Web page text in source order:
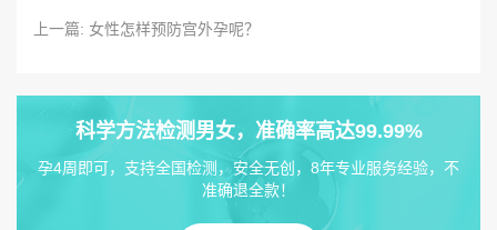
上一篇: 女性怎样预防宫外孕呢？
科学方法检测男女，准确率高达99.99%
孕4周即可，支持全国检测，安全无创，8年专业服务经验，不
准确退全款！